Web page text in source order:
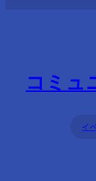
コミュ
イ